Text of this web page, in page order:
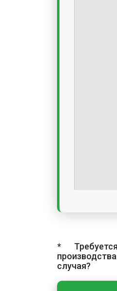
*
случая?